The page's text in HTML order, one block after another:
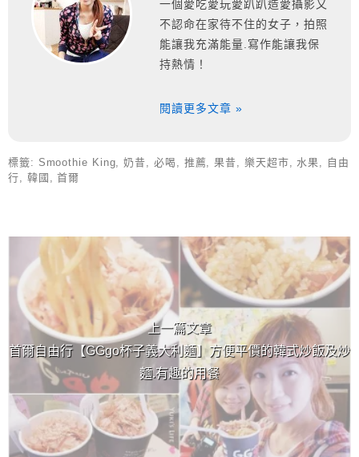
一個愛吃愛玩愛趴趴造愛攝影又
不認命在家待不住的女子，拍照
能讓我充滿能量.寫作能讓我保
持熱情！
閱讀更多文章 »
標籤: Smoothie King ,奶昔 必喝 推薦 ,果昔 樂天超市 水果
自由
行
韓國 ,首爾
上 / 下一篇文章
上一篇文章
首爾自由行【GGgo杯子義大利麵】方便平價的韓式炒飯及炒
麵.有趣的用餐